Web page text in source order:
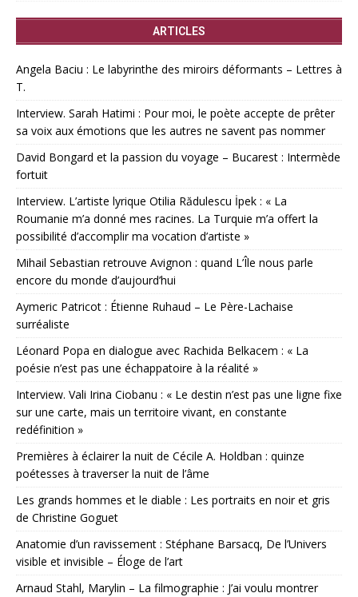
ARTICLES
Angela Baciu : Le labyrinthe des miroirs déformants – Lettres à
T.
Interview. Sarah Hatimi : Pour moi, le poète accepte de prêter
sa voix aux émotions que les autres ne savent pas nommer
David Bongard et la passion du voyage – Bucarest : Intermède
fortuit
Interview. L’artiste lyrique Otilia Rădulescu İpek : « La
Roumanie m’a donné mes racines. La Turquie m’a offert la
possibilité d’accomplir ma vocation d’artiste »
Mihail Sebastian retrouve Avignon : quand L’Île nous parle
encore du monde d’aujourd’hui
Aymeric Patricot : Étienne Ruhaud – Le Père-Lachaise
surréaliste
Léonard Popa en dialogue avec Rachida Belkacem : « La
poésie n’est pas une échappatoire à la réalité »
Interview. Vali Irina Ciobanu : « Le destin n’est pas une ligne fixe
sur une carte, mais un territoire vivant, en constante
redéfinition »
Premières à éclairer la nuit de Cécile A. Holdban : quinze
poétesses à traverser la nuit de l’âme
Les grands hommes et le diable : Les portraits en noir et gris
de Christine Goguet
Anatomie d’un ravissement : Stéphane Barsacq, De l’Univers
visible et invisible – Éloge de l’art
Arnaud Stahl, Marylin – La filmographie : J’ai voulu montrer